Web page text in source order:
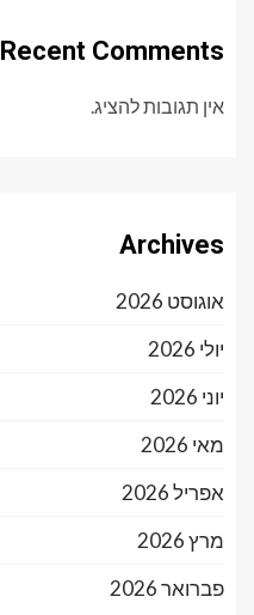
Recent Comments
אין תגובות להציג.
Archives
אוגוסט 2026
יולי 2026
יוני 2026
מאי 2026
אפריל 2026
מרץ 2026
פברואר 2026